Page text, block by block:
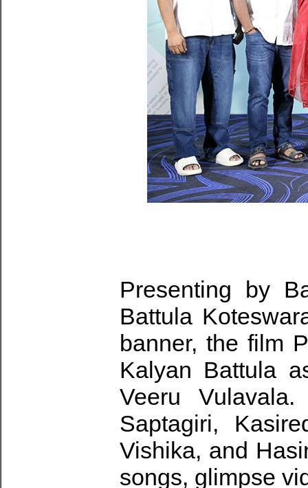
Presenting by
Battula
banner, the film
Kalyan Battula
Veeru
Saptagiri,
Vishika, and
songs, glimpse